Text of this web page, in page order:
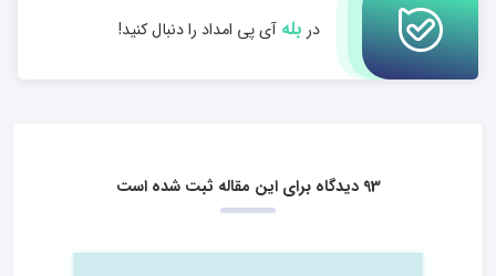
در بلهآی پی امداد را دنبال کنید!
93 دیدگاه برای این مقاله ثبت شده است